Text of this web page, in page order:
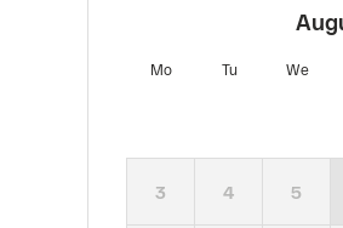
Mo Tu We
3 4 5